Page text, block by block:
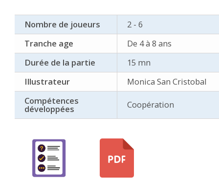
Nombre de joueurs
2 - 6
Tranche age
De 4 à 8 ans
Durée de la partie
15 mn
Illustrateur
Monica San Cristobal
Compétences
développées Coopération